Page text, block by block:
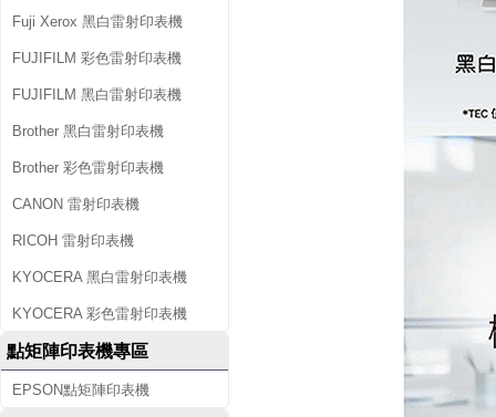
Fuji Xerox 黑白雷射印表機
FUJIFILM 彩色雷射印表機
FUJIFILM 黑白雷射印表機
Brother 黑白雷射印表機
Brother 彩色雷射印表機
CANON 雷射印表機
RICOH 雷射印表機
KYOCERA 黑白雷射印表機
KYOCERA 彩色雷射印表機
點矩陣印表機專區
EPSON點矩陣印表機